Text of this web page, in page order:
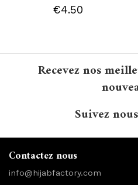
€4.50
Recevez nos
Suivez nous
Contactez nous
info@hijabfactory.com